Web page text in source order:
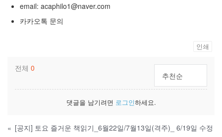
email: acaphilo1@naver.com
카카오톡 문의
인쇄
전체 0
추천순
댓글을 남기려면 로그인하세요.
« [공지] 토요 즐거운 책읽기_6월22일/7월13일(격주)_ 6/19일 수정